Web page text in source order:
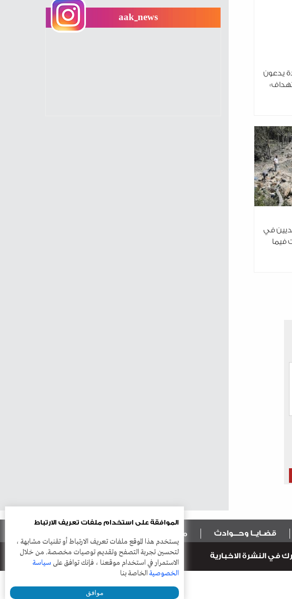
يدعون
في
فيما
aak_news
قضـايــا وحـــوادث منوعات
في النشرة الاخبارية
الموافقة على استخدام ملفات تعريف الارتباط
يستخدم هذا الموقع ملفات تعريف الارتباط أو تقنيات مشابهة ،
لتحسين تجربة التصفح وتقديم توصيات مخصصة. من خلال
الاستمرار في استخدام موقعنا ، فإنك توافق على سياسة
الخصوصية الخاصة بنا
موافق